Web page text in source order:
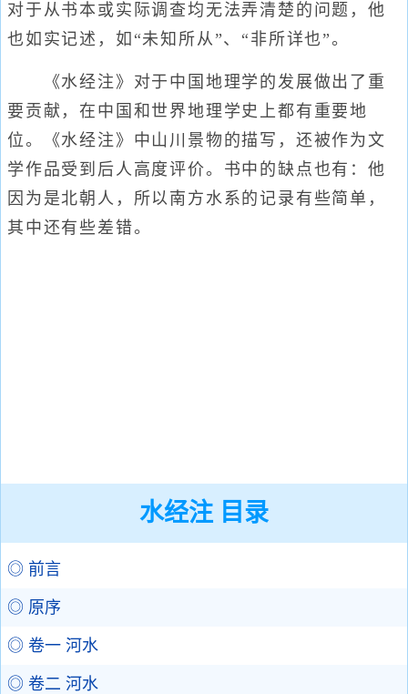
对于从书本或实际调查均无法弄清楚的问题，他
也如实记述，如“未知所从”、“非所详也”。
《水经注》对于中国地理学的发展做出了重
要贡献，在中国和世界地理学史上都有重要地
位。《水经注》中山川景物的描写，还被作为文
学作品受到后人高度评价。书中的缺点也有：他
因为是北朝人，所以南方水系的记录有些简单，
其中还有些差错。
水经注 目录
◎ 前言
◎ 原序
◎ 卷一 河水
◎ 卷二 河水